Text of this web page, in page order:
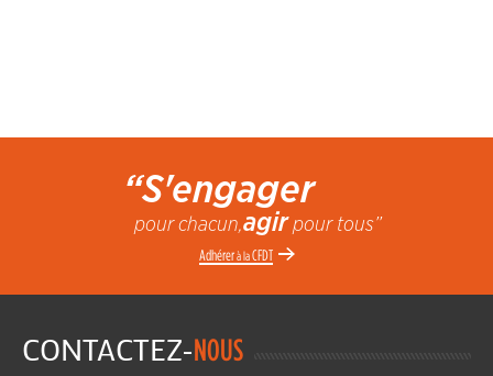
“S'engager
pour chacun,agirpour tous”
Adhérerà laCFDT
CONTACTEZ-NOUS